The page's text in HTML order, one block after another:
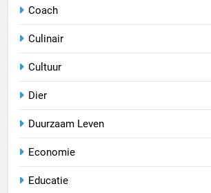
Coach
Culinair
Cultuur
Dier
Duurzaam Leven
Economie
Educatie